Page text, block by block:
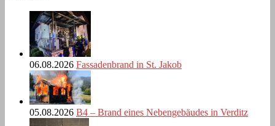
06.08.2026 Fassadenbrand in St. Jakob
05.08.2026 B4 – Brand eines Nebengebäudes in Verditz